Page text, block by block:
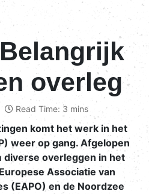
overleg
Read Time: 3 mins
komt het werk in het
weer op gang. Afgelopen
diverse overleggen in het
Associatie van
(EAPO) en de Noordzee